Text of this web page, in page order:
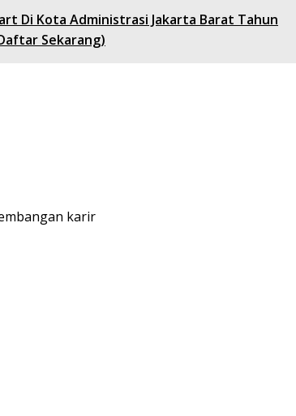
Di Kota Administrasi Jakarta Barat Tahun
Sekarang)
karir